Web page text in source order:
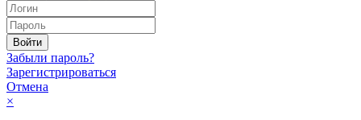
Забыли пароль?
Зарегистрироваться
Отмена
×